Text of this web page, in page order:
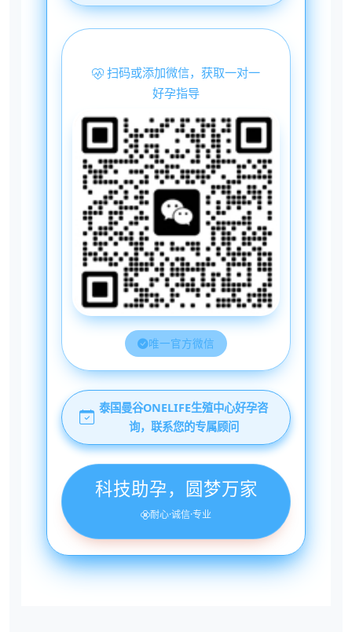
扫码或添加微信，获取一对一
好孕指导
唯一官方微信
泰国曼谷ONELIFE生殖中心好孕咨
询，联系您的专属顾问
科技助孕，圆梦万家
耐心·诚信·专业